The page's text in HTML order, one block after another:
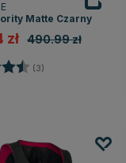
Matte Czarny
zł 490.99 zł
(3)